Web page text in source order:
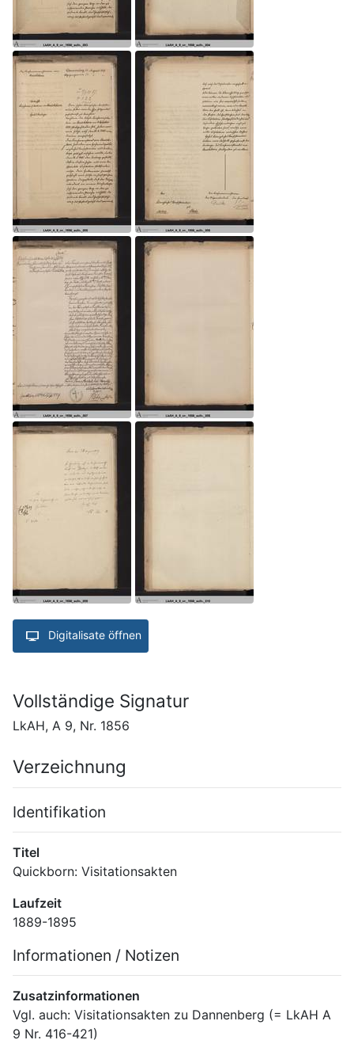
Digitalisate öffnen
Vollständige Signatur
LkAH, A 9, Nr. 1856
Verzeichnung
Identifikation
Titel
Quickborn: Visitationsakten
Laufzeit
1889-1895
Informationen / Notizen
Zusatzinformationen
Vgl. auch: Visitationsakten zu Dannenberg (= LkAH A
9 Nr. 416-421)